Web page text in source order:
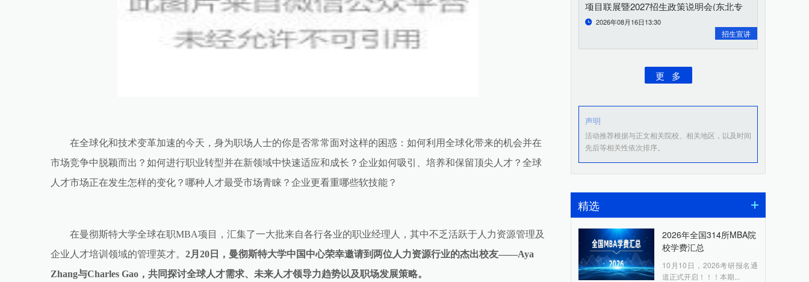
在全球化和技术变革加速的今天，身为职场人士的你是否常常面对这样的困惑：如何利用全球化带来的机会并在
市场竞争中脱颖而出？如何进行职业转型并在新领域中快速适应和成长？企业如何吸引、培养和保留顶尖人才？全球
人才市场正在发生怎样的变化？哪种人才最受市场青睐？企业更看重哪些软技能？
在曼彻斯特大学全球在职MBA项目，汇集了一大批来自各行各业的职业经理人，其中不乏活跃于人力资源管理及
企业人才培训领域的管理英才。 2月20日，曼彻斯特大学中国中心荣幸邀请到两位人力资源行业的杰出校友——Aya
Zhang与Charles Gao，共同探讨全球人才需求、未来人才领导力趋势以及职场发展策略。
项目联展暨2027招生政策说明会(东北专
场)重磅开启
2026年08月16日13:30
招生宣讲
更 多
声明
活动推荐根据与正文相关院校、相关地区，以及时间
先后等相关性依次排序。
精选
2026年全国314所MBA院
校学费汇总
10月10日，2026考研报名通
道正式开启！！！本期...